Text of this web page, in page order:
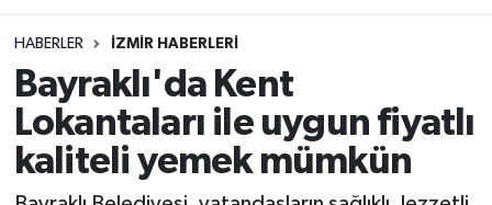
HABERLER İZMIR HABERLERI
Bayraklı'da Kent
Lokantaları ile uygun fiyatlı
kaliteli yemek mümkün
Süper Lig Puan Durumu ve Fikstür
Tüm Manşetler
Son Dakika Haberleri